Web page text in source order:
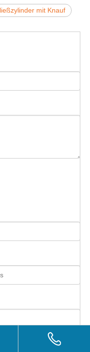
mit Knauf
Product Inquiry